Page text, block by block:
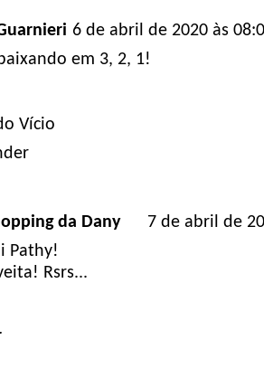
6 de abril de 2020 às
em 3, 2, 1!
Vício
da Dany
7 de abril de
Pathy!
Rsrs...